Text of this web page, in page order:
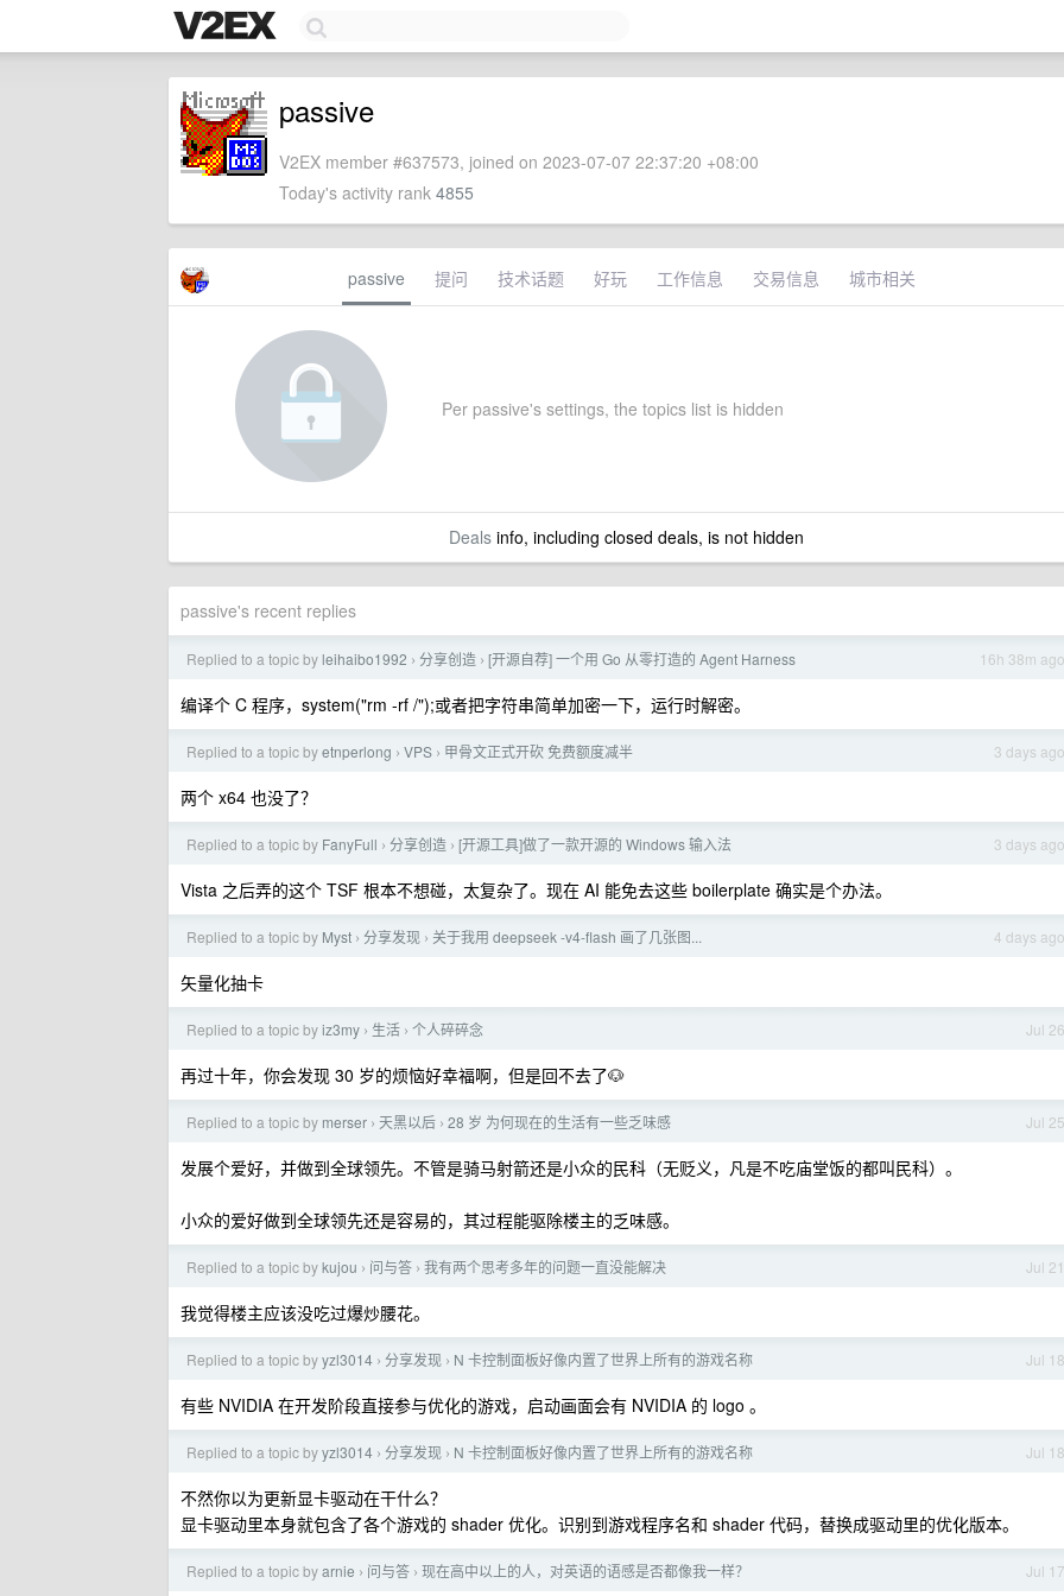
passive
V2EX member #637573, joined on 2023-07-07 22:37:20 +08:00
Today's activity rank 4855
passive 提问 技术话题 好玩 工作信息 交易信息 城市相关
Per passive's settings, the topics list is hidden
Dealsinfo, including closed deals, is not hidden
passive's recent replies
16h 38m ago
Replied to a topic by leihaibo1992 › 分享创造 › [开源自荐] 一个用 Go 从零打造的 Agent Harness
编译个 C 程序，system("rm -rf /");或者把字符串简单加密一下，运行时解密。
3 days ago
Replied to a topic byetnperlong › VPS › 甲骨文正式开砍 免费额度减半
两个 x64 也没了？
3 days ago
Replied to a topic by FanyFull › 分享创造 › [开源工具]做了一款开源的 Windows 输入法
Vista 之后弄的这个 TSF 根本不想碰，太复杂了。现在 AI 能免去这些 boilerplate 确实是个办法。
4 days ago
Replied to a topic by Myst › 分享发现 › 关于我用 deepseek -v4-flash 画了几张图...
矢量化抽卡
Jul 26
Replied to a topic byiz3my › 生活 › 个人碎碎念
再过十年，你会发现 30 岁的烦恼好幸福啊，但是回不去了🐶
Jul 25
Replied to a topic by merser › 天黑以后 › 28 岁 为何现在的生活有一些乏味感
发展个爱好，并做到全球领先。不管是骑马射箭还是小众的民科（无贬义，凡是不吃庙堂饭的都叫民科）。
小众的爱好做到全球领先还是容易的，其过程能驱除楼主的乏味感。
Jul 21
Replied to a topic bykujou › 问与答 › 我有两个思考多年的问题一直没能解决
我觉得楼主应该没吃过爆炒腰花。
Jul 18
Replied to a topic byyzl3014 › 分享发现 › N 卡控制面板好像内置了世界上所有的游戏名称
有些 NVIDIA 在开发阶段直接参与优化的游戏，启动画面会有 NVIDIA 的 logo 。
Jul 18
Replied to a topic byyzl3014 › 分享发现 › N 卡控制面板好像内置了世界上所有的游戏名称
不然你以为更新显卡驱动在干什么？
显卡驱动里本身就包含了各个游戏的 shader 优化。识别到游戏程序名和 shader 代码，替换成驱动里的优化版本。
Jul 17
Replied to a topic byarnie › 问与答 › 现在高中以上的人，对英语的语感是否都像我一样？